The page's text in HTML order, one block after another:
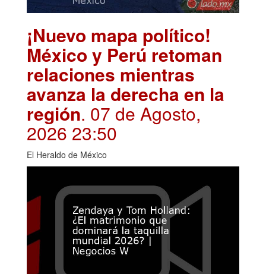
¡Nuevo mapa político!
México y Perú retoman
relaciones mientras
avanza la derecha en la
región. 07 de Agosto,
2026 23:50
El Heraldo de México